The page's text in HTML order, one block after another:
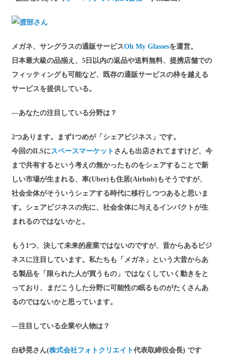
メガネ、サングラスの通販サービスOh My Glassesを運営。
日本最大級の品揃え、5日以内の返品や送料無料、提携店舗での
フィッティングも可能など、既存の通販サービスの枠を越える
サービスを提供している。
―あなたの注目している分野は？
2つあります。まず1つめが「シェアビジネス」です。
今回のILSにスペースマーケット さんも出店されてますけど、今
まで共有するという考えの無かったものをシェアすることで新
しい市場が生まれる、車(Uber)も住居(Airbnb)もそうですが、
社会全体がそういうシェアする時代に移行しつつあると思いま
す。シェアビジネスの先に、社会全体に与えるインパクトが生
まれるのではないかと。
もう1つ、決して未来的産業ではないのですが、昔からあるビジ
ネスに注目しています。私たちも「メガネ」という大昔からあ
る製品を「限られた人が買うもの」ではなくしていく動きをと
っており、まだこうした分野に可能性の眠るものがたくさんあ
るのではないかと思っています。
―注目している企業や人物は？
白砂晃さん(株式会社フォトクリエイト代表取締役会長) です